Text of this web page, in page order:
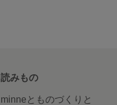
読みもの
minneとものづくりと